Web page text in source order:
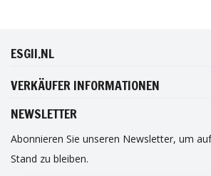
ESGII.NL
VERKÄUFER INFORMATIONEN
NEWSLETTER
Abonnieren Sie unseren Newsletter, um
Stand zu bleiben.